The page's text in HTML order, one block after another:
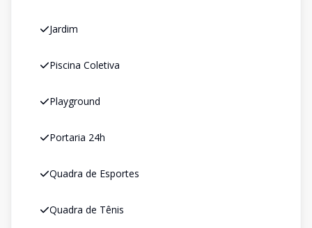
Jardim
Piscina Coletiva
Playground
Portaria 24h
Quadra de Esportes
Quadra de Tênis